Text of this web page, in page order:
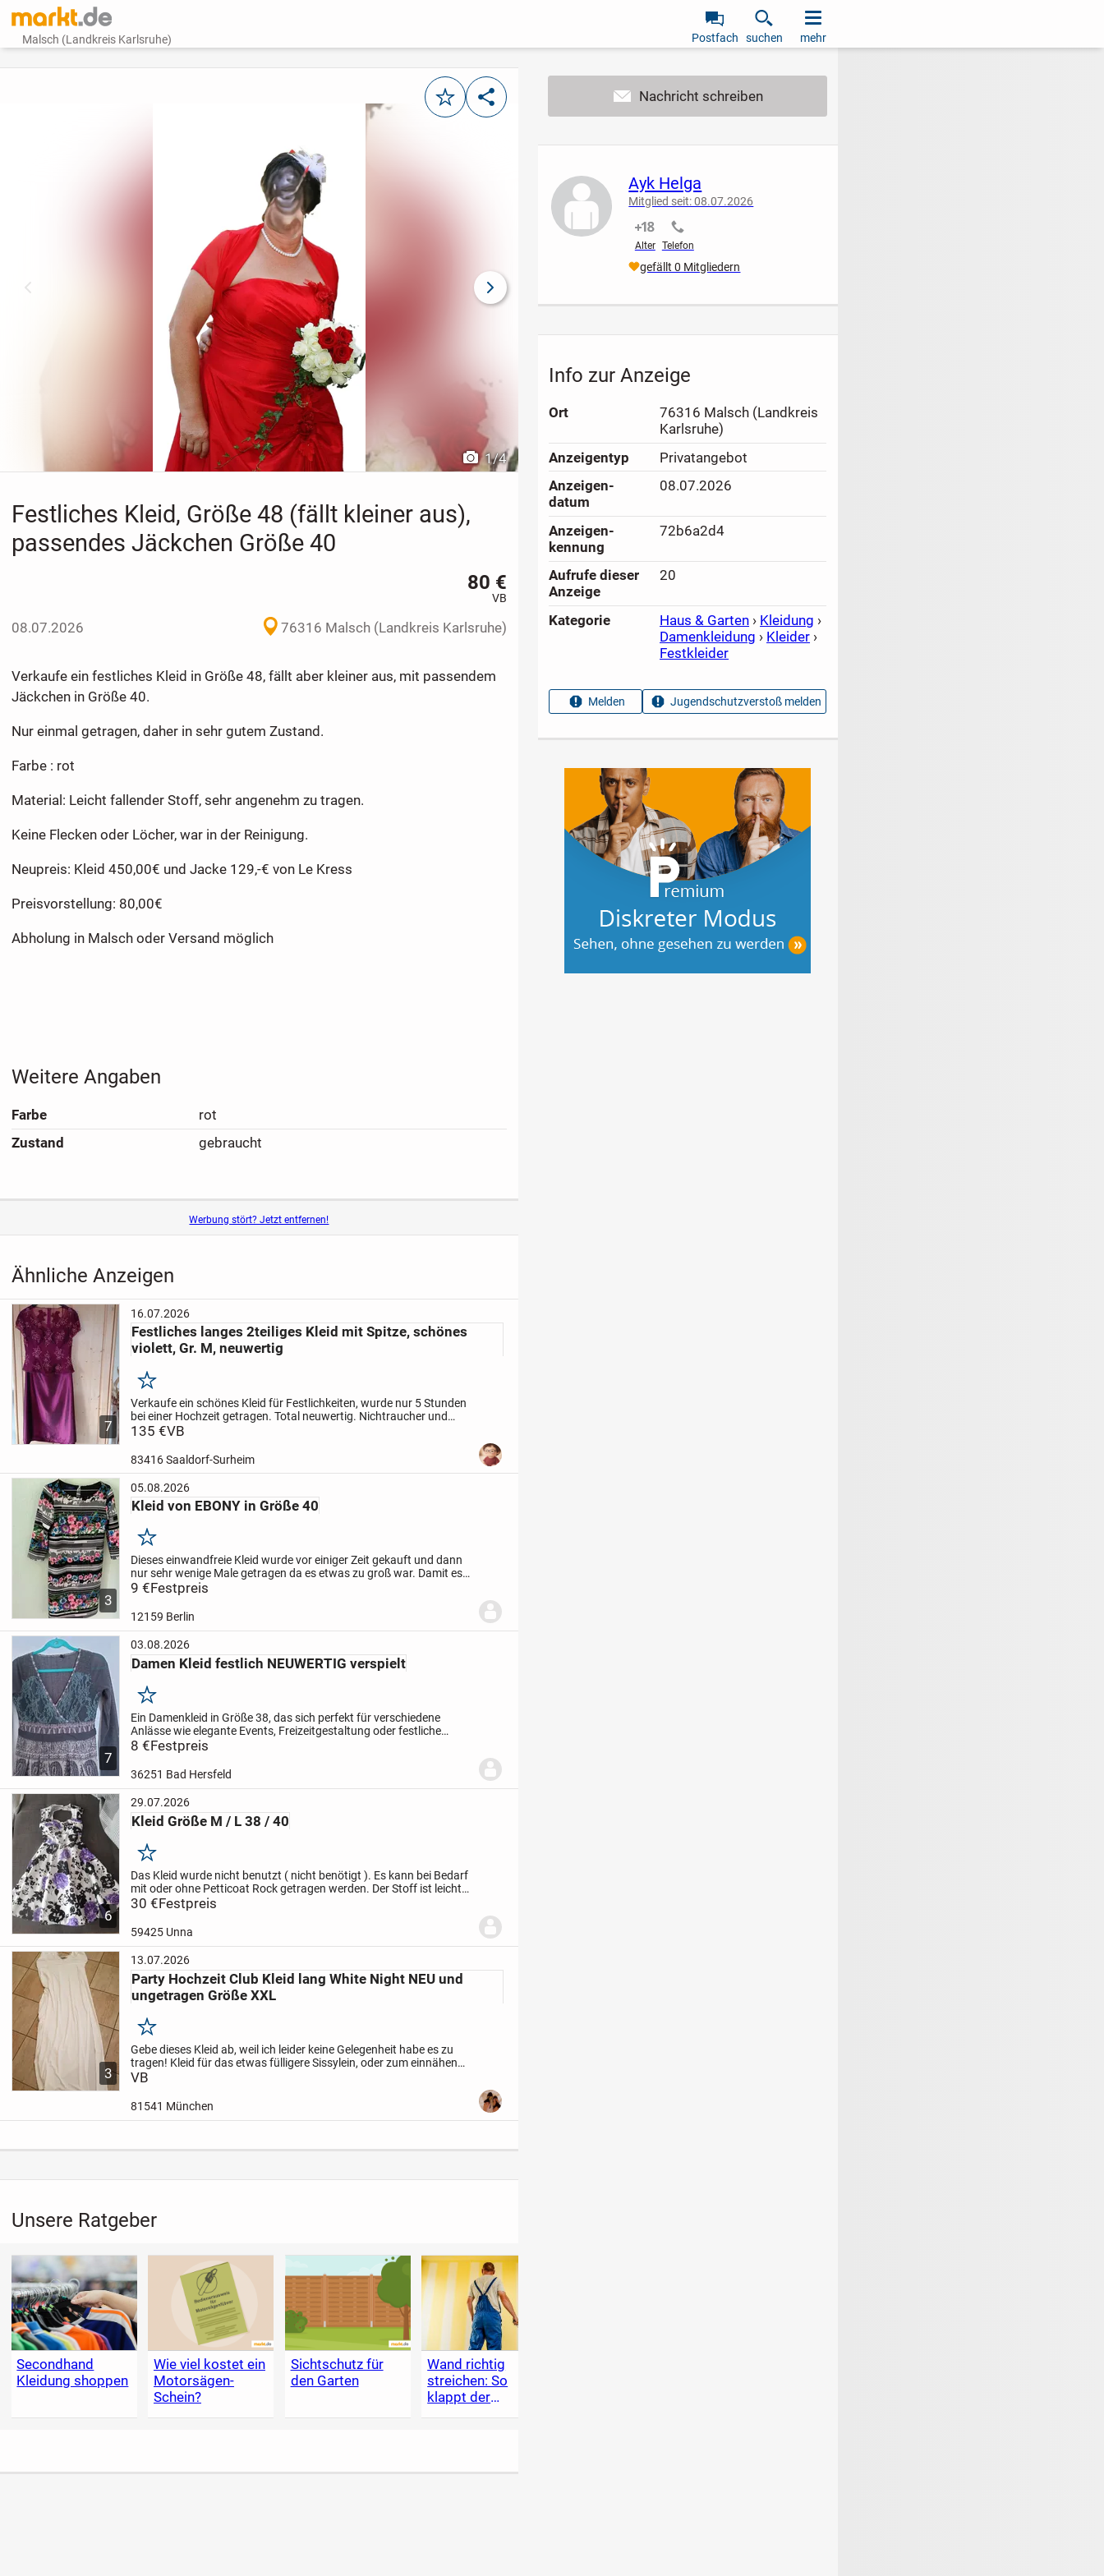
Malsch (Landkreis Karlsruhe) Postfach suchen mehr
MerkenTeilen
vorheriges Bild
1/4
nächstes Bild
Festliches Kleid, Größe 48 (fällt kleiner aus),
passendes Jäckchen Größe 40
80 €
VB
08.07.2026 76316 Malsch (Landkreis Karlsruhe)
Verkaufe ein festliches Kleid in Größe 48, fällt aber kleiner aus, mit passendem
Jäckchen in Größe 40.
Nur einmal getragen, daher in sehr gutem Zustand.
Farbe : rot
Material: Leicht fallender Stoff, sehr angenehm zu tragen.
Keine Flecken oder Löcher, war in der Reinigung.
Neupreis: Kleid 450,00€ und Jacke 129,-€ von Le Kress
Preisvorstellung: 80,00€
Abholung in Malsch oder Versand möglich
Weitere Angaben
Farbe
rot
Zustand
gebraucht
Werbung stört? Jetzt entfernen!
Ähnliche Anzeigen
7
16.07.2026
Festliches langes 2teiliges Kleid mit Spitze, schönes
violett, Gr. M, neuwertig
Merken
Verkaufe ein schönes Kleid für Festlichkeiten, wurde nur 5 Stunden
bei einer Hochzeit getragen. Total neuwertig. Nichtraucher und
tierfreier Haushalt. Neupreis war 485€
135 €VB
83416 Saaldorf-Surheim
3
05.08.2026
Kleid von EBONY in Größe 40
Merken
Dieses einwandfreie Kleid wurde vor einiger Zeit gekauft und dann
nur sehr wenige Male getragen da es etwas zu groß war. Damit es
endlich wieder genutzt wird geben wir es jetzt gerne in gute Hände
9 €Festpreis
12159 Berlin
7
03.08.2026
Damen Kleid festlich NEUWERTIG verspielt
Merken
Ein Damenkleid in Größe 38, das sich perfekt für verschiedene
Anlässe wie elegante Events, Freizeitgestaltung oder festliche
Party- und Cocktailabende eignet. Das mehrfarbige Design
harmoniert mit der...
8 €Festpreis
36251 Bad Hersfeld
6
29.07.2026
Kleid Größe M / L 38 / 40
Merken
Das Kleid wurde nicht benutzt ( nicht benötigt ). Es kann bei Bedarf
mit oder ohne Petticoat Rock getragen werden. Der Stoff ist leicht
dehnbar.Der Verschluss oben ist mit 2 kleine Hacken, Rücken...
30 €Festpreis
59425 Unna
3
13.07.2026
Party Hochzeit Club Kleid lang White Night NEU und
ungetragen Größe XXL
Merken
Gebe dieses Kleid ab, weil ich leider keine Gelegenheit habe es zu
tragen! Kleid für das etwas fülligere Sissylein, oder zum einnähen
usw. RV am Rücken Vorne zum binden Gr. XXL weich fallendes
VB
81541 München
Unsere Ratgeber
Secondhand
Kleidung shoppen
Wie viel kostet ein
Motorsägen-
Schein?
Sichtschutz für
den Garten
Wand richtig
streichen: So
klappt der
Anstrich
Ayk Helga
Mitglied seit: 08.07.2026
Alter
nicht verifiziert
Telefon
nicht verifiziert
gefällt 0 Mitgliedern
Info zur Anzeige
Ort
76316 Malsch (Landkreis
Karlsruhe)
Anzeigen­typ
Privatangebot
Anzeigen­
datum
08.07.2026
Anzeigen­
kennung
72b6a2d4
Aufrufe dieser
Anzeige
20
Kategorie Haus & Garten › Kleidung ›
Damenkleidung › Kleider ›
Festkleider
Melden Jugendschutzverstoß melden